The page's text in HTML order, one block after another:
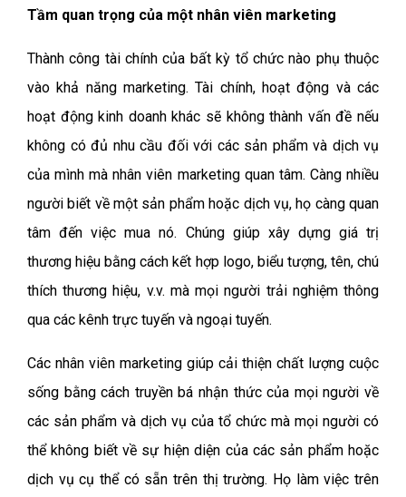
Tầm quan trọng của một nhân viên marketing
Thành công tài chính của bất kỳ tổ chức nào phụ thuộc
vào khả năng marketing. Tài chính, hoạt động và các
hoạt động kinh doanh khác sẽ không thành vấn đề nếu
không có đủ nhu cầu đối với các sản phẩm và dịch vụ
của mình mà nhân viên marketing quan tâm. Càng nhiều
người biết về một sản phẩm hoặc dịch vụ, họ càng quan
tâm đến việc mua nó. Chúng giúp xây dựng giá trị
thương hiệu bằng cách kết hợp logo, biểu tượng, tên, chú
thích thương hiệu, v.v. mà mọi người trải nghiệm thông
qua các kênh trực tuyến và ngoại tuyến.
Các nhân viên marketing giúp cải thiện chất lượng cuộc
sống bằng cách truyền bá nhận thức của mọi người về
các sản phẩm và dịch vụ của tổ chức mà mọi người có
thể không biết về sự hiện diện của các sản phẩm hoặc
dịch vụ cụ thể có sẵn trên thị trường. Họ làm việc trên